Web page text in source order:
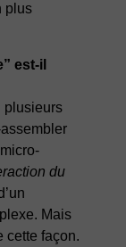
plus
est-il
plusieurs
du
Mais
cette façon.